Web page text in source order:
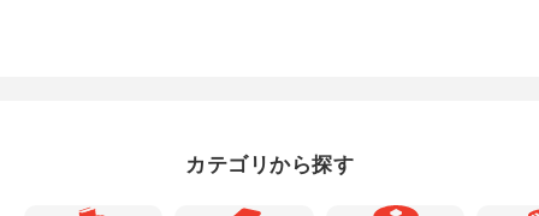
カテゴリから探す